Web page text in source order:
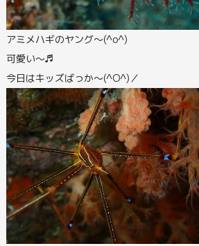
アミメハギのヤング～(^o^)
可愛い～♬
今日はキッズばっか～(^O^)／